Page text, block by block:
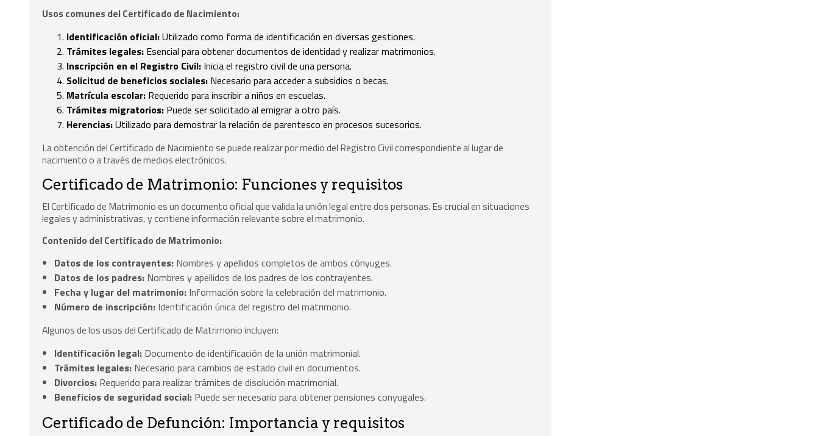
Usos comunes del Certificado de Nacimiento:
Identificación oficial:Utilizado como forma de identificación en diversas gestiones.
Trámites legales: Esencial para obtener documentos de identidad y realizar matrimonios.
Inscripción en el Registro Civil: Inicia el registro civil de una persona.
Solicitud de beneficios sociales: Necesario para acceder a subsidios o becas.
Matrícula escolar: Requerido para inscribir a niños en escuelas.
Trámites migratorios: Puede ser solicitado al emigrar a otro país.
Herencias:Utilizado para demostrar la relación de parentesco en procesos sucesorios.
La obtención del Certificado de Nacimiento se puede realizar por medio del Registro Civil correspondiente al lugar de
nacimiento o a través de medios electrónicos.
Certificado de Matrimonio: Funciones y requisitos
El Certificado de Matrimonio es un documento oficial que valida la unión legal entre dos personas. Es crucial en situaciones
legales y administrativas, y contiene información relevante sobre el matrimonio.
Contenido del Certificado de Matrimonio:
Datos de los contrayentes: Nombres y apellidos completos de ambos cónyuges.
Datos de los padres: Nombres y apellidos de los padres de los contrayentes.
Fecha y lugar del matrimonio: Información sobre la celebración del matrimonio.
Número de inscripción: Identificación única del registro del matrimonio.
Algunos de los usos del Certificado de Matrimonio incluyen:
Identificación legal: Documento de identificación de la unión matrimonial.
Trámites legales: Necesario para cambios de estado civil en documentos.
Divorcios: Requerido para realizar trámites de disolución matrimonial.
Beneficios de seguridad social: Puede ser necesario para obtener pensiones conyugales.
Certificado de Defunción: Importancia y requisitos